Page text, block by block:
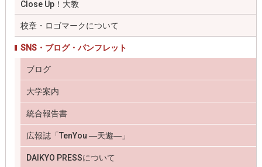
Close Up！大教
校章・ロゴマークについて
SNS・ブログ・パンフレット
ブログ
大学案内
統合報告書
広報誌「TenYou ―天遊―」
DAIKYO PRESSについて